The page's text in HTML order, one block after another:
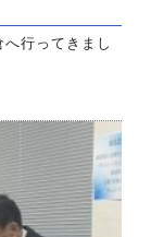
行ってきまし